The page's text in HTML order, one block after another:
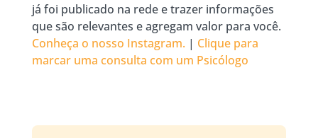
já foi publicado na rede e trazer informações
que são relevantes e agregam valor para você.
Conheça o nosso Instagram. | Clique para
marcar uma consulta com um Psicólogo